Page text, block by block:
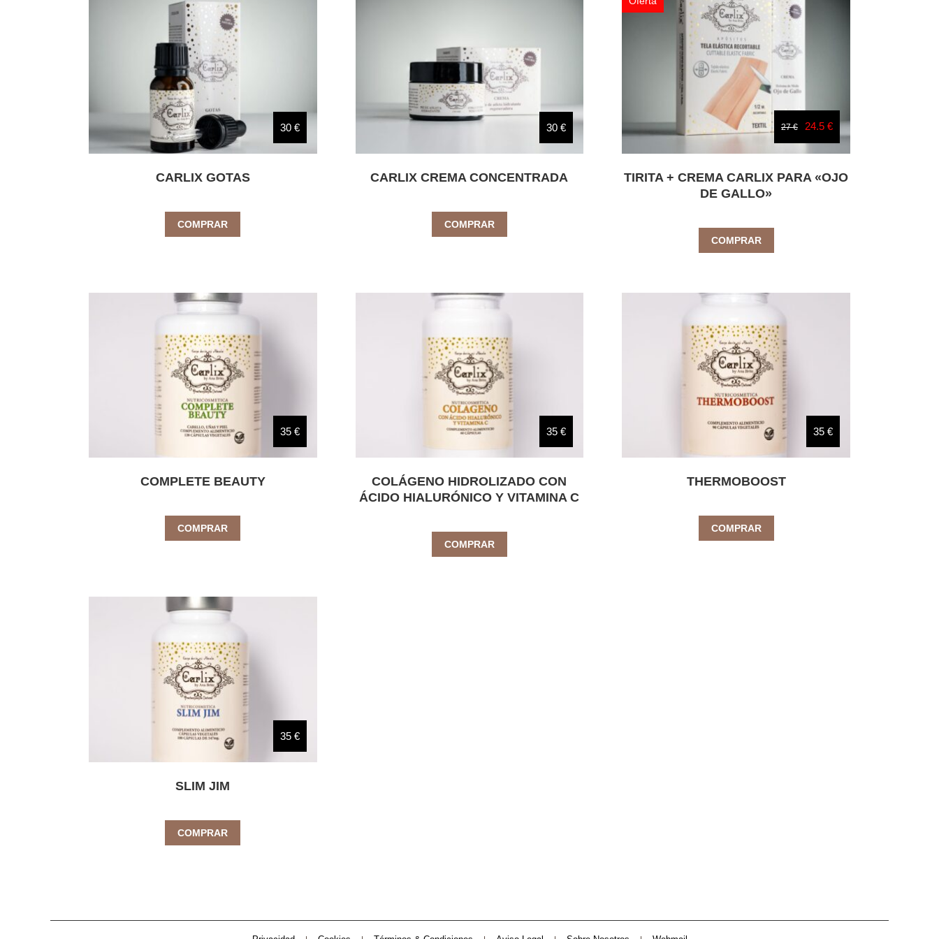
30 €
CARLIX GOTAS
COMPRAR
30 €
CARLIX CREMA CONCENTRADA
COMPRAR
27 € 24.5 €
TIRITA + CREMA CARLIX PARA «OJO
DE GALLO»
COMPRAR
35 €
COMPLETE BEAUTY
COMPRAR
35 €
COLÁGENO HIDROLIZADO CON
ÁCIDO HIALURÓNICO Y VITAMINA C
COMPRAR
35 €
THERMOBOOST
COMPRAR
35 €
SLIM JIM
COMPRAR